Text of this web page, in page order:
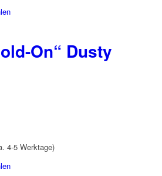
mehrere
Varianten
Produktseite
On“ Dusty
4-5 Werktage)